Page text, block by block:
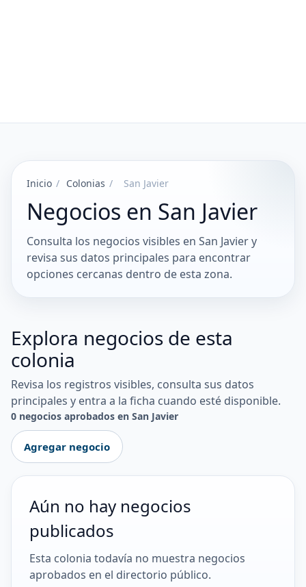
Inicio / Colonias / San Javier
Negocios en San Javier
Consulta los negocios visibles en San Javier y
revisa sus datos principales para encontrar
opciones cercanas dentro de esta zona.
Explora negocios de esta
colonia
Revisa los registros visibles, consulta sus datos
principales y entra a la ficha cuando esté disponible.
0 negocios aprobados en San Javier
Agregar negocio
Aún no hay negocios
publicados
Esta colonia todavía no muestra negocios
aprobados en el directorio público.